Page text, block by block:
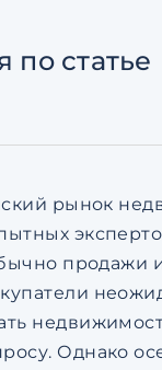
по статье
рынок
продажи
Однако